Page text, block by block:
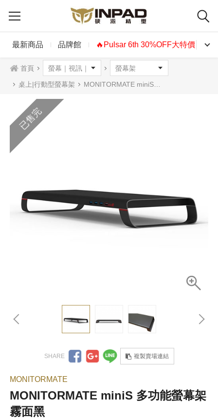
最新商品 品牌館 🔥Pulsar 6th 30%OFF大特價🔥
首頁
桌上|行動型螢幕架 MONITORMATE miniS 多功能螢幕架 霧面黑
已售完
複製賣場連結
MONITORMATE
MONITORMATE miniS 多功能螢幕架
霧面黑